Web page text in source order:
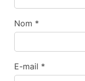
Nom *
E-mail *